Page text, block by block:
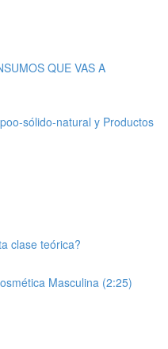
QUE VAS A
sólido-natural y Productos
clase teórica?
Masculina (2:25)